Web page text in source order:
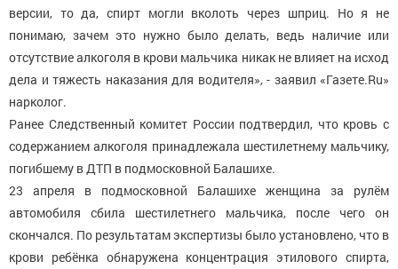
версии, то да, спирт могли вколоть через шприц. Но я не
понимаю, зачем это нужно было делать, ведь наличие или
отсутствие алкоголя в крови мальчика никак не влияет на исход
дела и тяжесть наказания для водителя», - заявил «Газете.Ru»
нарколог.
Ранее Следственный комитет России подтвердил, что кровь с
содержанием алкоголя принадлежала шестилетнему мальчику,
погибшему в ДТП в подмосковной Балашихе.
23 апреля в подмосковной Балашихе женщина за рулём
автомобиля сбила шестилетнего мальчика, после чего он
скончался. По результатам экспертизы было установлено, что в
крови ребёнка обнаружена концентрация этилового спирта,